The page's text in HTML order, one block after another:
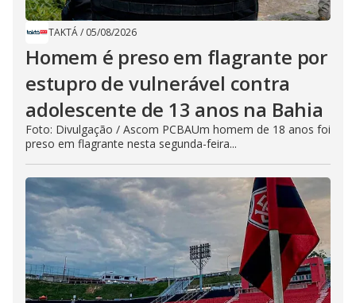
TAKTÁ/ 05/08/2026
Homem é preso em flagrante por
estupro de vulnerável contra
adolescente de 13 anos na Bahia
Foto: Divulgação / Ascom PCBAUm homem de 18 anos foi
preso em flagrante nesta segunda-feira...